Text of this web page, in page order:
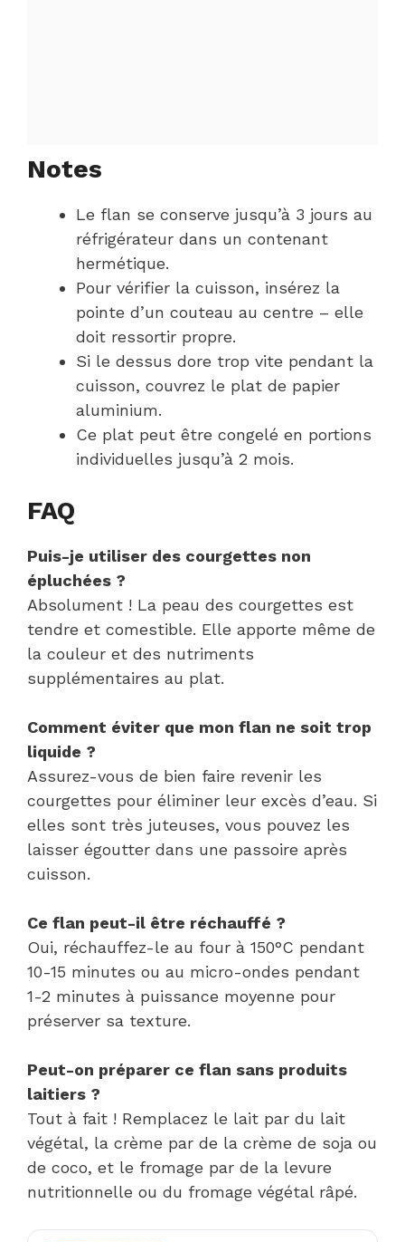
Notes
Le flan se conserve jusqu’à 3 jours au
réfrigérateur dans un contenant
hermétique.
Pour vérifier la cuisson, insérez la
pointe d’un couteau au centre – elle
doit ressortir propre.
Si le dessus dore trop vite pendant la
cuisson, couvrez le plat de papier
aluminium.
Ce plat peut être congelé en portions
individuelles jusqu’à 2 mois.
FAQ
Puis-je utiliser des courgettes non
épluchées ?
Absolument ! La peau des courgettes est
tendre et comestible. Elle apporte même de
la couleur et des nutriments
supplémentaires au plat.
Comment éviter que mon flan ne soit trop
liquide ?
Assurez-vous de bien faire revenir les
courgettes pour éliminer leur excès d’eau. Si
elles sont très juteuses, vous pouvez les
laisser égoutter dans une passoire après
cuisson.
Ce flan peut-il être réchauffé ?
Oui, réchauffez-le au four à 150°C pendant
10-15 minutes ou au micro-ondes pendant
1-2 minutes à puissance moyenne pour
préserver sa texture.
Peut-on préparer ce flan sans produits
laitiers ?
Tout à fait ! Remplacez le lait par du lait
végétal, la crème par de la crème de soja ou
de coco, et le fromage par de la levure
nutritionnelle ou du fromage végétal râpé.